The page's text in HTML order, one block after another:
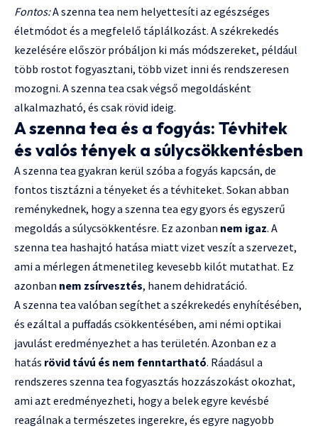
Fontos:A szenna tea nem helyettesíti az egészséges
életmódot és a megfelelő táplálkozást. A székrekedés
kezelésére először próbáljon ki más módszereket, például
több rostot fogyasztani, több vizet inni és rendszeresen
mozogni. A szenna tea csak végső megoldásként
alkalmazható, és csak rövid ideig.
A szenna tea és a fogyás: Tévhitek
és valós tények a súlycsökkentésben
A szenna tea gyakran kerül szóba a fogyás kapcsán, de
fontos tisztázni a tényeket és a tévhiteket. Sokan abban
reménykednek, hogy a szenna tea egy gyors és egyszerű
megoldás a súlycsökkentésre. Ez azonban nem igaz. A
szenna tea hashajtó hatása miatt vizet veszít a szervezet,
ami a mérlegen átmenetileg kevesebb kilót mutathat. Ez
azonban nem zsírvesztés, hanem dehidratáció.
A szenna tea valóban segíthet a székrekedés enyhítésében,
és ezáltal a puffadás csökkentésében, ami némi optikai
javulást eredményezhet a has területén. Azonban ez a
hatás rövid távú és nem fenntartható. Ráadásul a
rendszeres szenna tea fogyasztás hozzászokást okozhat,
ami azt eredményezheti, hogy a belek egyre kevésbé
reagálnak a természetes ingerekre, és egyre nagyobb